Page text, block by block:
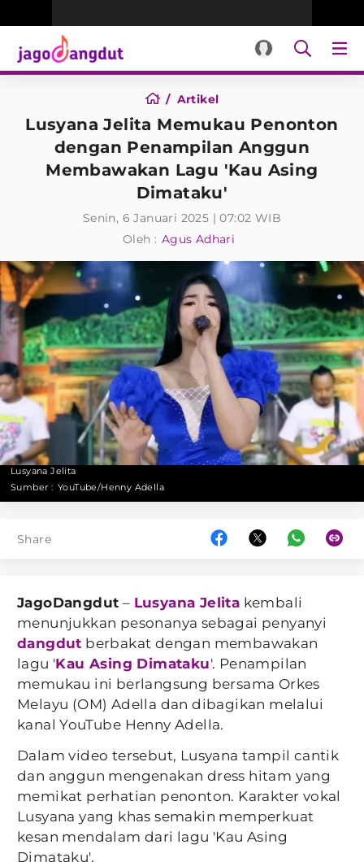
Artikel
Lusyana Jelita Memukau Penonton
dengan Penampilan Anggun
Membawakan Lagu 'Kau Asing
Dimataku'
Senin, 6 Januari 2025 | 07:02 WIB
Oleh : Agus Adhari
Lusyana Jelita
Sumber : YouTube/Henny Adella
Share
JagoDangdut – Lusyana Jelita kembali
menunjukkan pesonanya sebagai penyanyi
dangdut berbakat dengan membawakan
lagu 'Kau Asing Dimataku'. Penampilan
memukau ini berlangsung bersama Orkes
Melayu (OM) Adella dan dibagikan melalui
kanal YouTube Henny Adella.
Dalam video tersebut, Lusyana tampil cantik
dan anggun mengenakan dress hitam yang
memikat perhatian penonton. Karakter vokal
Lusyana yang khas semakin memperkuat
kesan mendalam dari lagu 'Kau Asing
Dimataku'.